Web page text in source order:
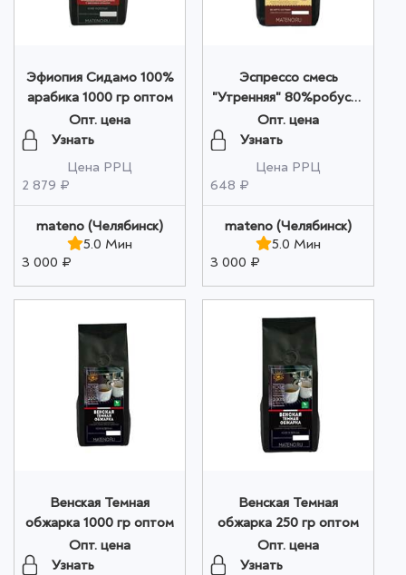
Эфиопия Сидамо 100%
арабика 1000 гр оптом
Опт. цена
Узнать
Цена РРЦ
2 879 ₽
mateno (Челябинск)
5.0 Мин
3 000 ₽
Эспрессо смесь
"Утренняя" 80%робуста
20% арабика 250 гр
оптом
Опт. цена
Узнать
Цена РРЦ
648 ₽
mateno (Челябинск)
5.0 Мин
3 000 ₽
Венская Темная
обжарка 1000 гр оптом
Опт. цена
Узнать
Венская Темная
обжарка 250 гр оптом
Опт. цена
Узнать